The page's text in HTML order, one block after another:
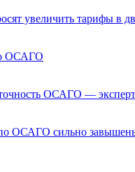
увеличить тарифы в
ОСАГО
ОСАГО —
по ОСАГО сильно